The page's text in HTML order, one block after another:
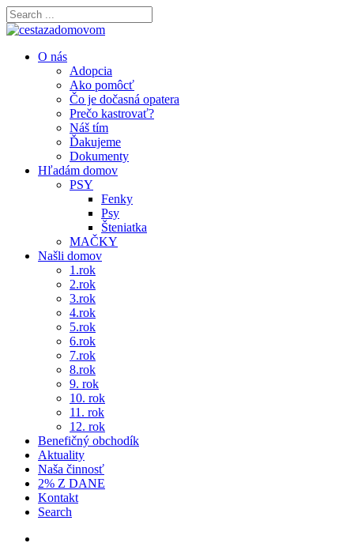
O nás
Adopcia
Ako pomôcť
Čo je dočasná opatera
Prečo kastrovať?
Náš tím
Ďakujeme
Dokumenty
Hľadám domov
PSY
Fenky
Psy
Šteniatka
MAČKY
Našli domov
1.rok
2.rok
3.rok
4.rok
5.rok
6.rok
7.rok
8.rok
9. rok
10. rok
11. rok
12. rok
Benefičný obchodík
Aktuality
Naša činnosť
2% Z DANE
Kontakt
Search